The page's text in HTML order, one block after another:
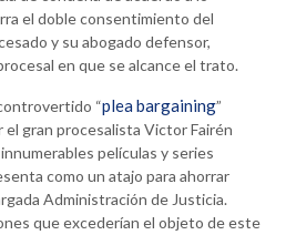
el doble consentimiento del
y su abogado defensor,
en que se alcance el trato.
“plea bargaining”
el gran procesalista Victor Fairén
películas y series
como un atajo para ahorrar
Administración de Justicia.
que excederían el objeto de este